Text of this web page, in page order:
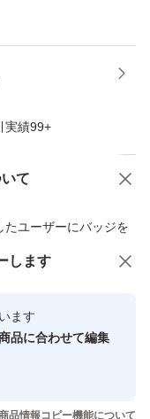
実績99+
て
ユーザーにバッジを
ユーザーです
せた実績があります
商品への質問
します
ます
品に合わせて編集
品情報コピー機能について